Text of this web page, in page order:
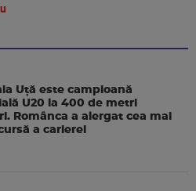
Uță este campioană
U20 la 400 de metri
Românca a alergat cea mai
a carierei